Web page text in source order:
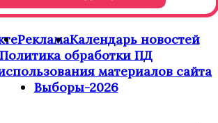
РекламаКалендарь новостей
Политика обработки ПД
материалов сайта
Выборы-2026